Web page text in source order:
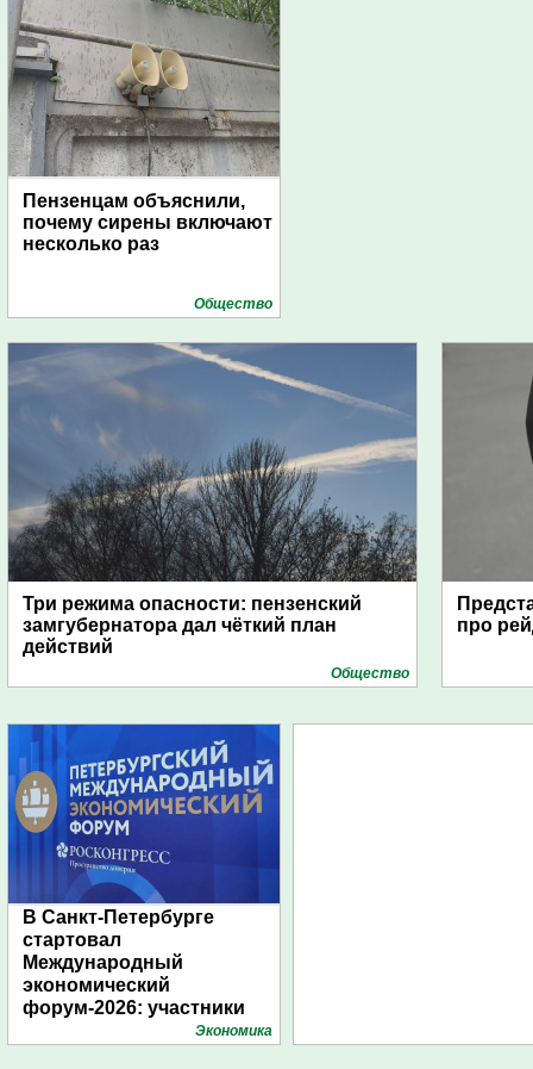
Пензенцам объяснили,
почему сирены включают
несколько раз
Общество
Три режима опасности: пензенский
замгубернатора дал чёткий план
действий
Общество
про
В Санкт-Петербурге
стартовал
Международный
экономический
форум-2026: участники
подготовили креативные
Экономика